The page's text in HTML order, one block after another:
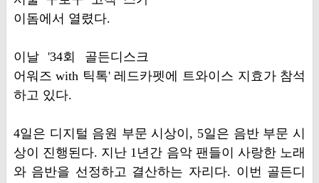
이돔에서 열렸다.
이날 '34회 골든디스크
어워즈 with 틱톡' 레드카펫에 트와이스 지효가 참석
하고 있다.
4일은 디지털 음원 부문 시상이, 5일은 음반 부문 시
상이 진행된다. 지난 1년간 음악 팬들이 사랑한 노래
와 음반을 선정하고 결산하는 자리다. 이번 골든디